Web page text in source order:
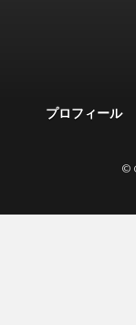
プロフィール
©